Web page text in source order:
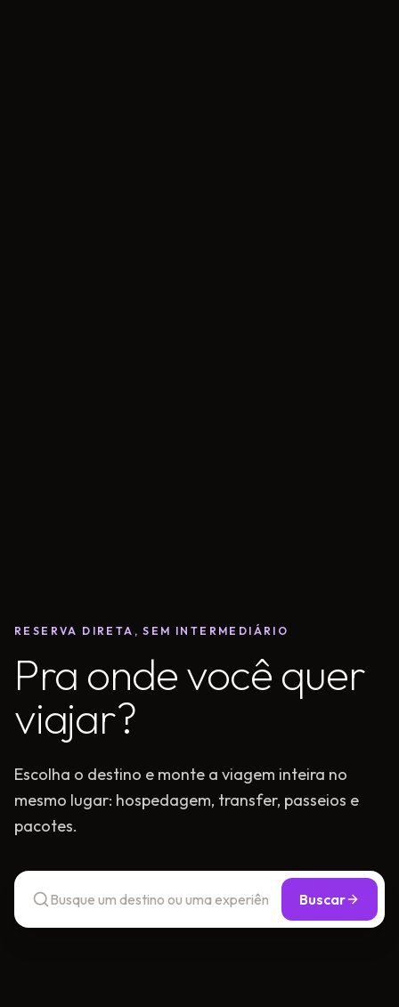
RESERVA DIRETA, SEM INTERMEDIÁRIO
Pra onde você quer
viajar?
Escolha o destino e monte a viagem inteira no
mesmo lugar: hospedagem, transfer, passeios e
pacotes.
Buscar